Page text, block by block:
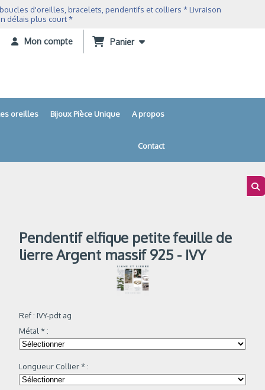
d'oreilles, bracelets, pendentifs et colliers * Livraison
délais plus court *
Mon compte Panier
oreilles Bijoux Pièce Unique A propos
Contact
Pendentif elfique petite feuille de
lierre Argent massif 925 - IVY
Ref : IVY-pdt ag
Métal * :
Longueur Collier* :